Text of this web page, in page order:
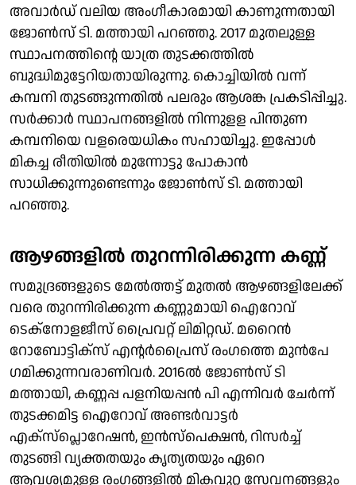
അവാര്‍ഡ് വലിയ അംഗീകാരമായി കാണുന്നതായി
ജോൺസ് ടി. മത്തായി പറഞ്ഞു. 2017 മുതലുള്ള
സ്ഥാപനത്തിന്റെ യാത്ര തുടക്കത്തില്‍
ബുദ്ധിമുട്ടേറിയതായിരുന്നു. കൊച്ചിയില്‍ വന്ന്
കമ്പനി തുടങ്ങുന്നതില്‍ പലരും ആശങ്ക പ്രകടിപ്പിച്ചു.
സര്‍ക്കാര്‍ സ്ഥാപനങ്ങളില്‍ നിന്നുളള പിന്തുണ
കമ്പനിയെ വളരെയധികം സഹായിച്ചു. ഇപ്പോള്‍
മികച്ച രീതിയില്‍ മുന്നോട്ടു പോകാന്‍
സാധിക്കുന്നുണ്ടെന്നും ജോൺസ് ടി. മത്തായി
പറഞ്ഞു.
ആഴങ്ങളില്‍ തുറന്നിരിക്കുന്ന കണ്ണ്
സമുദ്രങ്ങളുടെ മേല്‍ത്തട്ട് മുതല്‍ ആഴങ്ങളിലേക്ക്
വരെ തുറന്നിരിക്കുന്ന കണ്ണുമായി ഐറോവ്
ടെക്‌നോളജീസ് പ്രൈവറ്റ് ലിമിറ്റഡ്. മറൈന്‍
റോബോട്ടിക്‌സ് എന്റര്‍പ്രൈസ് രംഗത്തെ മുന്‍പേ
ഗമിക്കുന്നവരാണിവര്‍. 2016ല്‍ ജോണ്‍സ് ടി
മത്തായി, കണ്ണപ്പ പളനിയപ്പന്‍ പി എന്നിവര്‍ ചേര്‍ന്ന്
തുടക്കമിട്ട ഐറോവ് അണ്ടര്‍വാട്ടര്‍
എക്‌സ്‌പ്ലൊറേഷന്‍, ഇന്‍സ്‌പെക്ഷന്‍, റിസര്‍ച്ച്
തുടങ്ങി വ്യക്തതയും കൃത്യതയും ഏറെ
ആവശ്യമുള്ള രംഗങ്ങളില്‍ മികവുറ്റ സേവനങ്ങളും